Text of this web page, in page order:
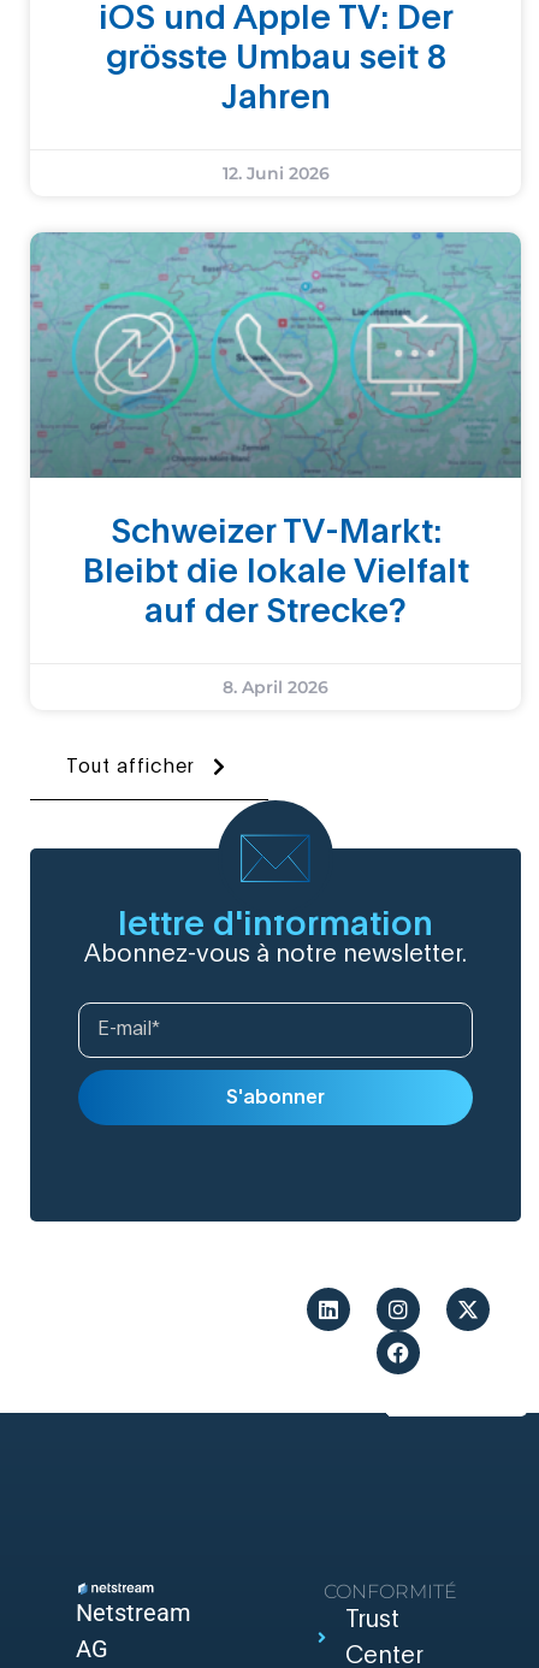
iOS und Apple TV: Der
grösste Umbau seit 8
Jahren
12. Juni 2026
Schweizer TV-Markt:
Bleibt die lokale Vielfalt
auf der Strecke?
8. April 2026
Tout afficher
lettre d'information
Abonnez-vous à notre newsletter.
Netstream
AG
CONFORMITÉ
Trust
Center